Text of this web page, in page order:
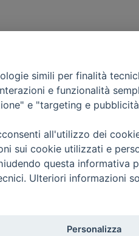
simili per finalità
e funzionalità
e "targeting e
all'utilizzo dei
sui cookie utilizzati e
questa informativa
Ulteriori informazioni
Personalizza